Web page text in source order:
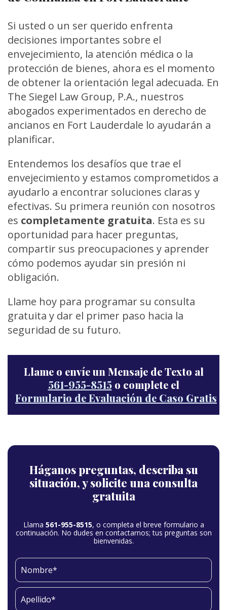
Si usted o un ser querido enfrenta
decisiones importantes sobre el
envejecimiento, la atención médica o la
protección de bienes, ahora es el momento
de obtener la orientación legal adecuada. En
The Siegel Law Group, P.A., nuestros
abogados experimentados en derecho de
ancianos en Fort Lauderdale lo ayudarán a
planificar.
Entendemos los desafíos que trae el
envejecimiento y estamos comprometidos a
ayudarlo a encontrar soluciones claras y
efectivas. Su primera reunión con nosotros
es completamente gratuita. Esta es su
oportunidad para hacer preguntas,
compartir sus preocupaciones y aprender
cómo podemos ayudar sin presión ni
obligación.
Llame hoy para programar su consulta
gratuita y dar el primer paso hacia la
seguridad de su futuro.
Llame o envíe un Mensaje de Texto al
561-955-8515o complete el
Formulario de Evaluación de Caso Gratis
Háganos preguntas, describa su
situación,y solicite una consulta
gratuita
Llama 561-955-8515, o completa el breve formulario a
continuación. No dudes en contactarnos; tus preguntas son
bienvenidas.